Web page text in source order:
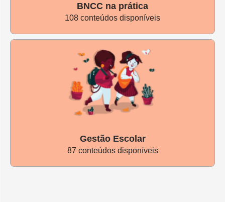
BNCC na prática
108 conteúdos disponíveis
Gestão Escolar
87 conteúdos disponíveis